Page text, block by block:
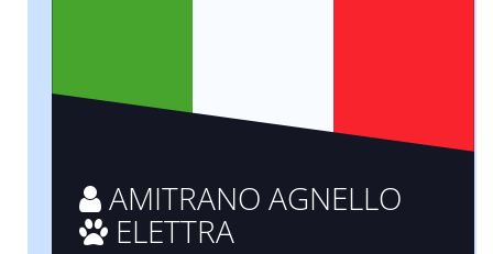
AMITRANO AGNELLO
ELETTRA